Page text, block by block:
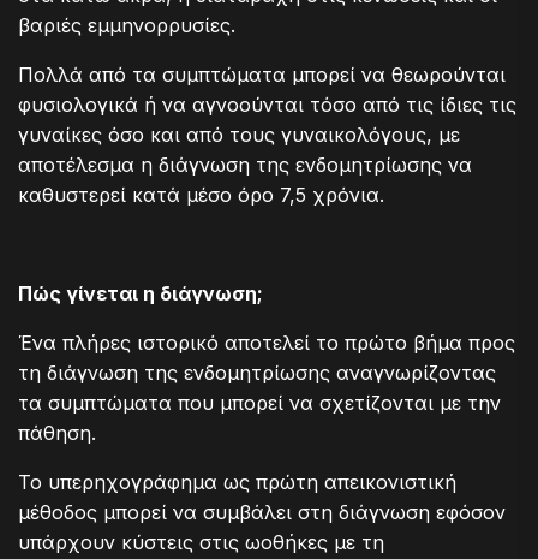
βαριές εμμηνορρυσίες.
Πολλά από τα συμπτώματα μπορεί να θεωρούνται
φυσιολογικά ή να αγνοούνται τόσο από τις ίδιες τις
γυναίκες όσο και από τους γυναικολόγους, με
αποτέλεσμα η διάγνωση της ενδομητρίωσης να
καθυστερεί κατά μέσο όρο 7,5 χρόνια.
Πώς γίνεται η διάγνωση;
Ένα πλήρες ιστορικό αποτελεί το πρώτο βήμα προς
τη διάγνωση της ενδομητρίωσης αναγνωρίζοντας
τα συμπτώματα που μπορεί να σχετίζονται με την
πάθηση.
Το υπερηχογράφημα ως πρώτη απεικονιστική
μέθοδος μπορεί να συμβάλει στη διάγνωση εφόσον
υπάρχουν κύστεις στις ωοθήκες με τη